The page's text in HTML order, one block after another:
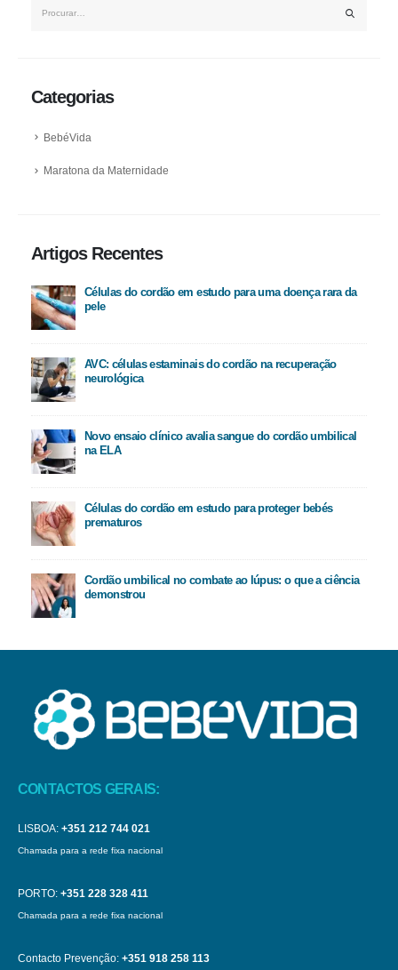
Categorias
BebéVida
Maratona da Maternidade
Artigos Recentes
Células do cordão em estudo para uma doença rara da
pele
AVC: células estaminais do cordão na recuperação
neurológica
Novo ensaio clínico avalia sangue do cordão umbilical
na ELA
Células do cordão em estudo para proteger bebés
prematuros
Cordão umbilical no combate ao lúpus: o que a ciência
demonstrou
CONTACTOS GERAIS:
LISBOA: +351 212 744 021
Chamada para a rede fixa nacional
PORTO: +351 228 328 411
Chamada para a rede fixa nacional
Contacto Prevenção: +351 918 258 113